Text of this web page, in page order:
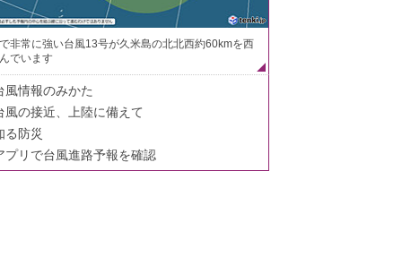
非常に強い台風13号が久米島の北北西約60kmを西
でいます
風情報のみかた
風の接近、上陸に備えて
る防災
プリで台風進路予報を確認